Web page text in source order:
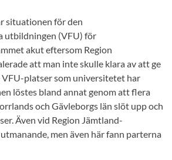
situationen för den
utbildningen (VFU) för
akut eftersom Region
att man inte skulle klara av att ge
platser som universitetet har
löstes bland annat genom att flera
och Gävleborgs län slöt upp och
Även vid Region Jämtland-
men även här fann parterna